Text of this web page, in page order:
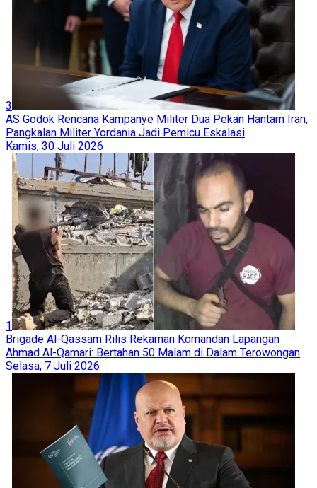
3
AS Godok Rencana Kampanye Militer Dua Pekan Hantam Iran,
Pangkalan Militer Yordania Jadi Pemicu Eskalasi
Kamis, 30 Juli 2026
1
Brigade Al-Qassam Rilis Rekaman Komandan Lapangan
Ahmad Al-Qamari: Bertahan 50 Malam di Dalam Terowongan
Selasa, 7 Juli 2026